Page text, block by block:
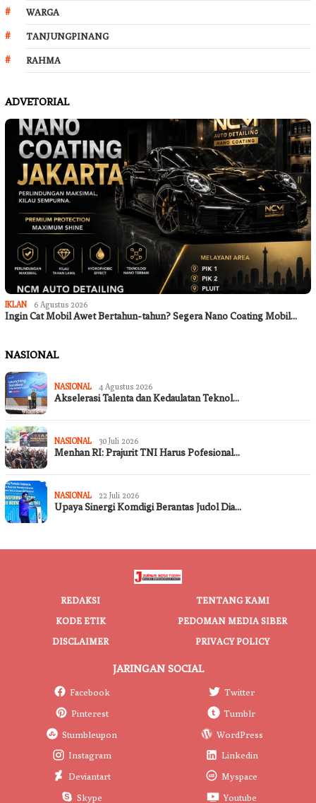
WARGA
TANJUNGPINANG
RAHMA
ADVETORIAL
IKLAN 6 Agustus 2026
Ingin Cat Mobil Awet Bertahun-tahun? Segera Nano Coating Mobil…
NASIONAL
NASIONAL 4 Agustus 2026
Akselerasi Talenta dan Kedaulatan Teknol…
NASIONAL 30 Juli 2026
Menhan RI: Prajurit TNI Harus Pofesional…
NASIONAL 22 Juli 2026
Upaya Sinergi Komdigi Berantas Judol Dia…
REDAKSI
TENTANG KAMI
KODE ETIK
PEDOMAN MEDIA SIBER
DISCLAIMER
PRIVACY POLICY
JARINGAN SOCIAL
Facebook
Twitter
Pinterest
Tumblr
Stumbleupon
WordPress
Instagram
Linkedin
Deviantart
Myspace
Skype
Youtube